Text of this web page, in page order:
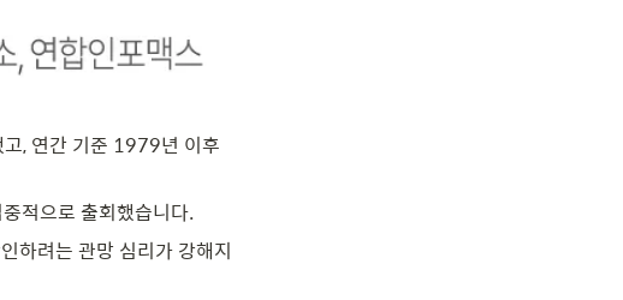
, 연간 기준 1979년 이후
적으로 출회했습니다.
하려는 관망 심리가 강해지